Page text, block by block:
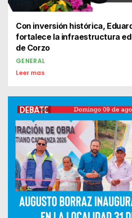
Con inversión histórica,
fortalece la infraestructura
de Corzo
GENERAL
Leer mas